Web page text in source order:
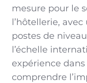
mesure pour le
l’hôtellerie,
postes de
l’échelle
expérience
comprendre